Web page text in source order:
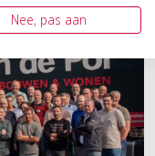
Nee, pas aan